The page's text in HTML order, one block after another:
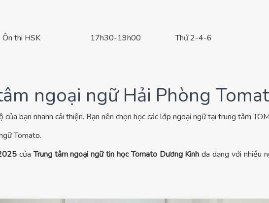
Ôn thi HSK 17h30-19h00 Thứ 2-4-6
ngoại ngữ Hải Phòng
bạn nhanh cải thiện. Bạn nên chọn học các lớp ngoại ngữ tại trung tâm
Tomato.
củaTrung tâm ngoại ngữ tin học Tomato Dương Kinh đa dạng với nhiều